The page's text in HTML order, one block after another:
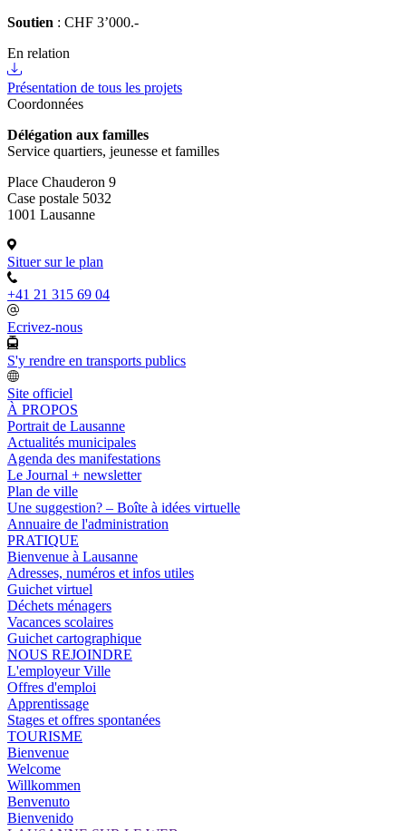
Soutien : CHF 3’000.-
En relation
Présentation de tous les projets
Coordonnées
Délégation aux familles
Service quartiers, jeunesse et familles
Place Chauderon 9
Case postale 5032
1001 Lausanne
Situer sur le plan
+41 21 315 69 04
Ecrivez-nous
S'y rendre en transports publics
Site officiel
À PROPOS
Portrait de Lausanne
Actualités municipales
Agenda des manifestations
Le Journal + newsletter
Plan de ville
Une suggestion? – Boîte à idées virtuelle
Annuaire de l'administration
PRATIQUE
Bienvenue à Lausanne
Adresses, numéros et infos utiles
Guichet virtuel
Déchets ménagers
Vacances scolaires
Guichet cartographique
NOUS REJOINDRE
L'employeur Ville
Offres d'emploi
Apprentissage
Stages et offres spontanées
TOURISME
Bienvenue
Welcome
Willkommen
Benvenuto
Bienvenido